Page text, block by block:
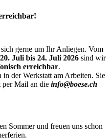
gerne um Ihr Anliegen. Vom
20. Juli bis 24. Juli 2026 sind wir
erreichbar.
in der Werkstatt am Arbeiten. Sie
per Mail an die info@boese.ch
Sommer und freuen uns schon